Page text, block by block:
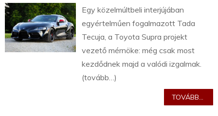
Egy közelmúltbeli interjújában
egyértelműen fogalmazott Tada
Tecuja, a Toyota Supra projekt
vezető mérnöke: még csak most
kezdődnek majd a valódi izgalmak.
(tovább…)
TOVÁBB...